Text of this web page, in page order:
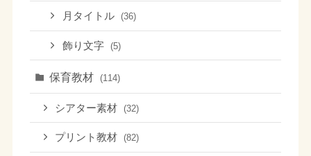
月タイトル (36)
飾り文字 (5)
保育教材 (114)
シアター素材 (32)
プリント教材 (82)